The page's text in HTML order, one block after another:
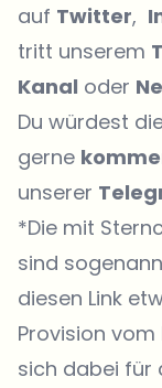
auf Twitter,
tritt unserem
Kanal oder
Du würdest
gerne
unserer
*Die mit
sind
diesen Link
Provision vom
sich dabei für